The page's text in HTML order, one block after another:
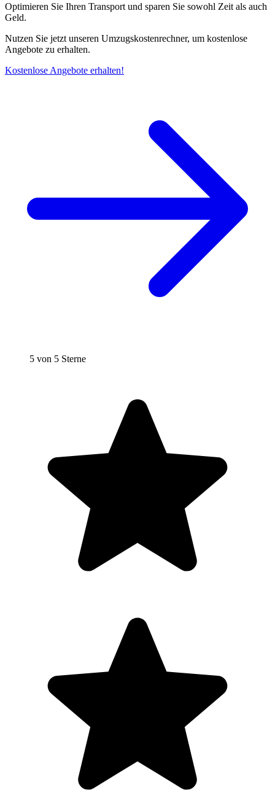
Optimieren Sie Ihren Transport und sparen Sie sowohl Zeit als auch
Geld.
Nutzen Sie jetzt unseren Umzugskostenrechner, um kostenlose
Angebote zu erhalten.
Kostenlose Angebote erhalten!
5 von 5 Sterne